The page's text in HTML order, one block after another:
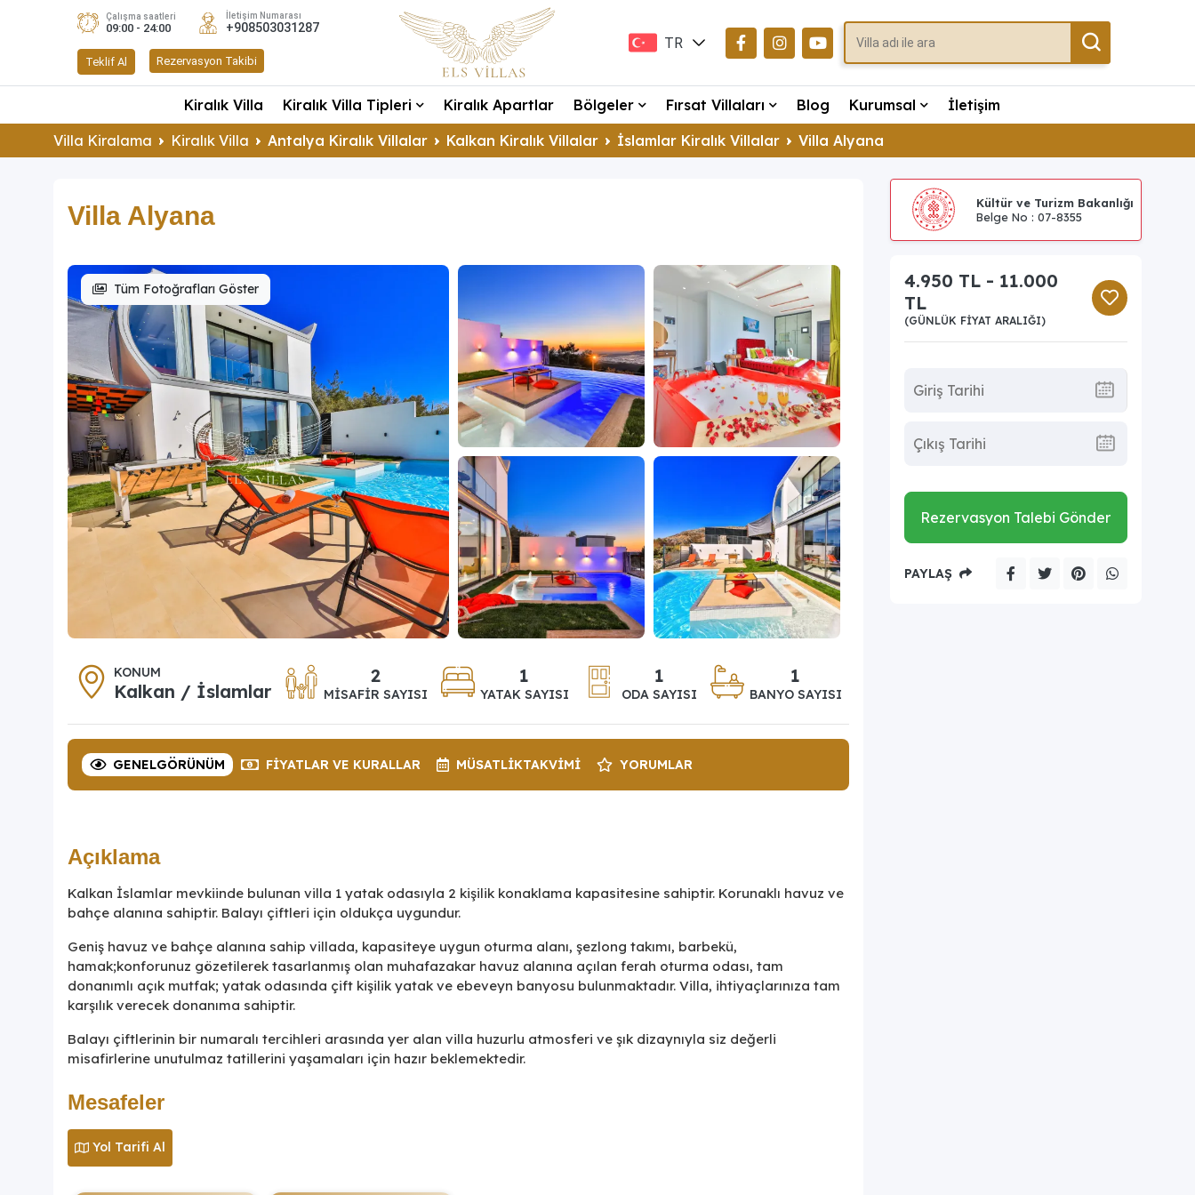
Çalışma saatleri
09:00 - 24:00
İletişim Numarası
+908503031287
Teklif Al Rezervasyon Takibi
TR
DE
Kiralık Villa Kiralık Villa Tipleri Kiralık Apartlar Bölgeler Fırsat Villaları Blog Kurumsal
İletişim
Villa Kiralama
Kiralık Villa Antalya Kiralık Villalar Kalkan Kiralık Villalar İslamlar Kiralık Villalar Villa Alyana
Villa Alyana
Tüm Fotoğrafları Göster
KONUM
Kalkan / İslamlar
2
MISAFIR SAYISI
1
YATAK SAYISI
1
ODA SAYISI
1
BANYO SAYISI
GENELGÖRÜNÜM FIYATLAR VE KURALLAR MÜSATLIKTAKVIMI YORUMLAR
Açıklama
Kalkan İslamlar mevkiinde bulunan villa 1 yatak odasıyla 2 kişilik konaklama kapasitesine sahiptir. Korunaklı havuz ve
bahçe alanına sahiptir. Balayı çiftleri için oldukça uygundur.
Geniş havuz ve bahçe alanına sahip villada, kapasiteye uygun oturma alanı, şezlong takımı, barbekü,
hamak;konforunuz gözetilerek tasarlanmış olan muhafazakar havuz alanına açılan ferah oturma odası, tam
donanımlı açık mutfak; yatak odasında çift kişilik yatak ve ebeveyn banyosu bulunmaktadır. Villa, ihtiyaçlarınıza tam
karşılık verecek donanıma sahiptir.
Balayı çiftlerinin bir numaralı tercihleri arasında yer alan villa huzurlu atmosferi ve şık dizaynıyla siz değerli
misafirlerine unutulmaz tatillerini yaşamaları için hazır beklemektedir.
Mesafeler
Yol Tarifi Al
Kültür ve Turizm Bakanlığı
Belge No : 07-8355
4.950 TL - 11.000
TL
(GÜNLÜK FIYAT ARALIĞI)
Rezervasyon Talebi Gönder
PAYLAŞ